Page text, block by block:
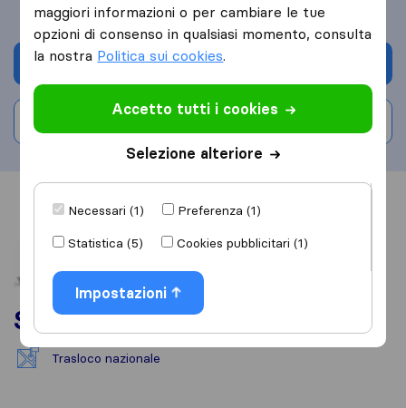
Chiedi preventivo
Informazioni Recensioni
Servizi
Trasloco nazionale
maggiori informazioni o per cambiare le tue
opzioni di consenso in qualsiasi momento, consulta
la nostra Politica sui cookies.
Accetto tutti i cookies
Selezione alteriore
Necessari (1)
Preferenza (1)
Statistica (5)
Cookies pubblicitari (1)
Impostazioni